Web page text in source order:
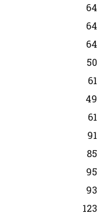
64
64
64
50
61
49
61
91
85
95
93
123